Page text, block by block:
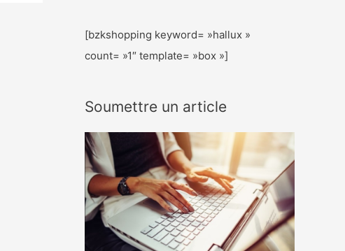
[bzkshopping keyword= »hallux »
count= »1″ template= »box »]
Soumettre un article